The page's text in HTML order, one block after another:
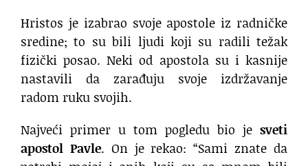
Hristos je izabrao svoje apostole iz radničke
sredine; to su bili ljudi koji su radili težak
fizički posao. Neki od apostola su i kasnije
nastavili da zarađuju svoje izdržavanje
radom ruku svojih.
Najveći primer u tom pogledu bio je sveti
apostol Pavle. On je rekao: “Sami znate da